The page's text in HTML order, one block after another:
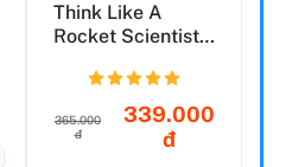
Think Like A
Rocket Scientist:
365.000
đ
339.000
đ